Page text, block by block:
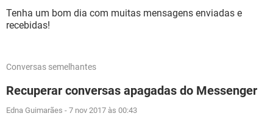
Tenha um bom dia com muitas mensagens enviadas e
recebidas!
Conversas semelhantes
Recuperar conversas apagadas do Messenger
Edna Guimarães - 7 nov 2017 às 00:43